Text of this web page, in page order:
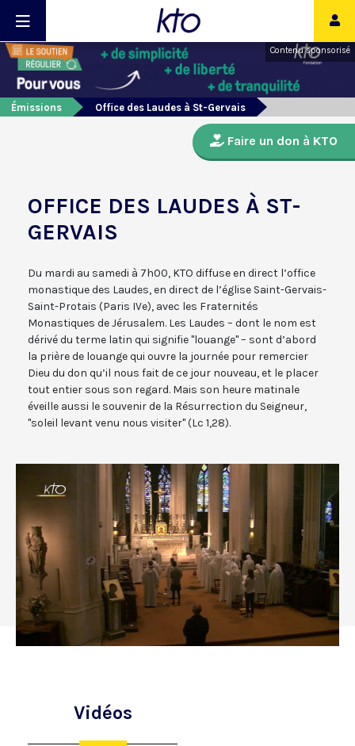
Contenu sponsorisé
Émissions Office des Laudes à St-Gervais
Faire un don à KTO
OFFICE DES LAUDES À ST-
GERVAIS
Du mardi au samedi à 7h00, KTO diffuse en direct l’office
monastique des Laudes, en direct de l’église Saint-Gervais-
Saint-Protais (Paris IVe), avec les Fraternités
Monastiques de Jérusalem. Les Laudes – dont le nom est
dérivé du terme latin qui signifie "louange" – sont d’abord
la prière de louange qui ouvre la journée pour remercier
Dieu du don qu’il nous fait de ce jour nouveau, et le placer
tout entier sous son regard. Mais son heure matinale
éveille aussi le souvenir de la Résurrection du Seigneur,
"soleil levant venu nous visiter" (Lc 1,28).
Vidéos